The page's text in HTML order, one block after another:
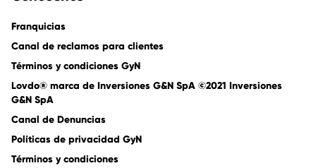
Franquicias
Canal de reclamos para clientes
Términos y condiciones GyN
Lovdo® marca de Inversiones G&N SpA ©2021 Inversiones
G&N SpA
Canal de Denuncias
Políticas de privacidad GyN
Términos y condiciones